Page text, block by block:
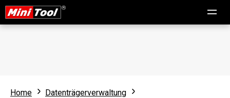
Home
Datenträgerverwaltung